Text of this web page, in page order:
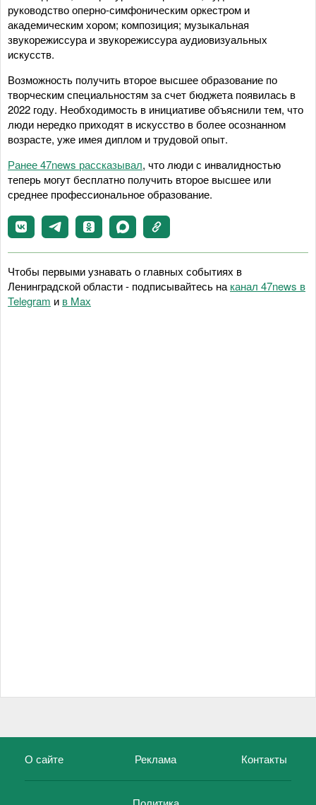
руководство оперно-симфоническим оркестром и
академическим хором; композиция; музыкальная
звукорежиссура и звукорежиссура аудиовизуальных
искусств.
Возможность получить второе высшее образование по
творческим специальностям за счет бюджета появилась в
2022 году. Необходимость в инициативе объяснили тем, что
люди нередко приходят в искусство в более осознанном
возрасте, уже имея диплом и трудовой опыт.
Ранее 47news рассказывал, что люди с инвалидностью
теперь могут бесплатно получить второе высшее или
среднее профессиональное образование.
Чтобы первыми узнавать о главных событиях в
Ленинградской области - подписывайтесь на канал 47news в
Telegram и в Maх
О сайте Реклама Контакты